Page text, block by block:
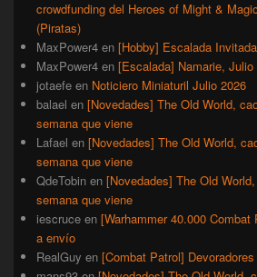
crowdfunding del Heroes of Might &
(Piratas)
MaxPower4 en [Hobby] Escalada
MaxPower4 en [Escalada] Namarie, Julio
jotaefe en Noticiero Miniaturil Julio 2026
balael en [Novedades] The Old World,
semana que viene
Lafael en [Novedades] The Old World,
semana que viene
QdeTobin en [Novedades] The Old
semana que viene
iescruce en [Warhammer 40.000
a envío
RealGuy en [Combat Patrol]